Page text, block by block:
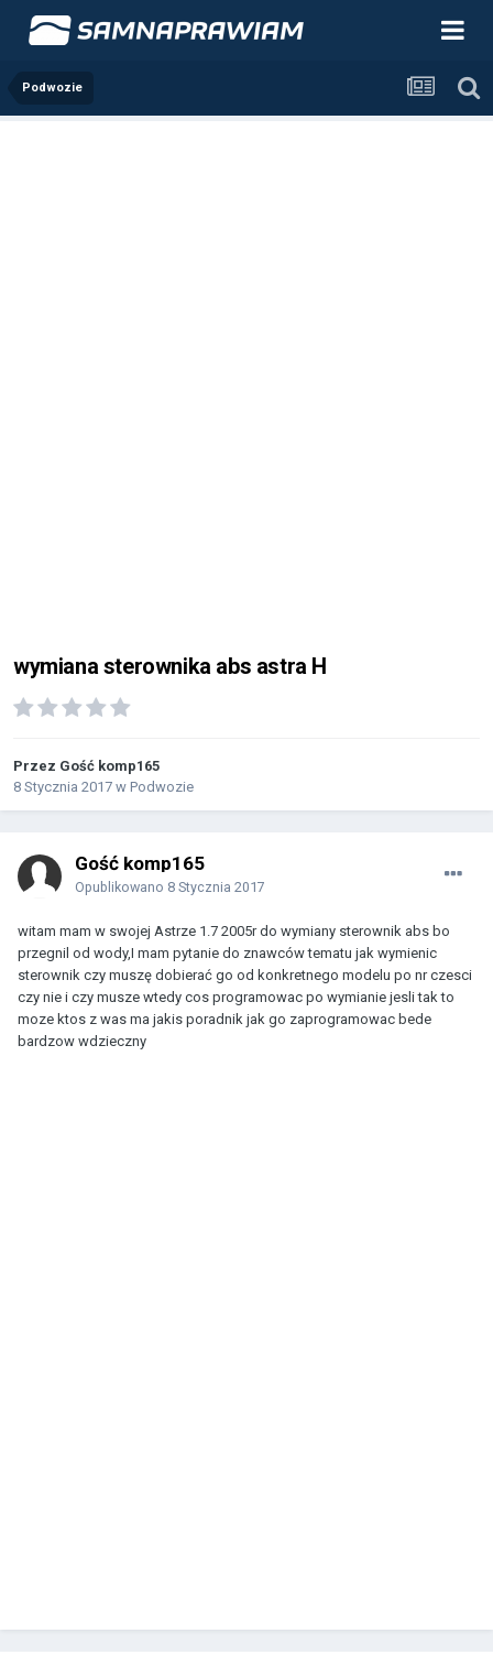
Podwozie
wymiana sterownika abs astra H
Przez Gość komp165
8 Stycznia 2017 w Podwozie
Gość komp165
Opublikowano 8 Stycznia 2017
witam mam w swojej Astrze 1.7 2005r do wymiany sterownik abs bo
przegnil od wody,I mam pytanie do znawców tematu jak wymienic
sterownik czy muszę dobierać go od konkretnego modelu po nr czesci
czy nie i czy musze wtedy cos programowac po wymianie jesli tak to
moze ktos z was ma jakis poradnik jak go zaprogramowac bede
bardzow wdzieczny